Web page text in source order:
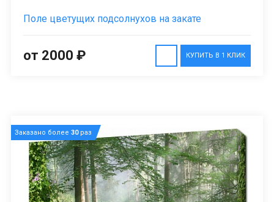
Поле цветущих подсолнухов на закате
КУПИТЬ В 1 КЛИК
от 2000 ₽
Заказано более 30раз